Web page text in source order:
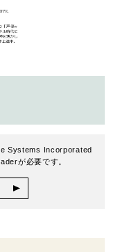
Systems Incorporated
が必要です。